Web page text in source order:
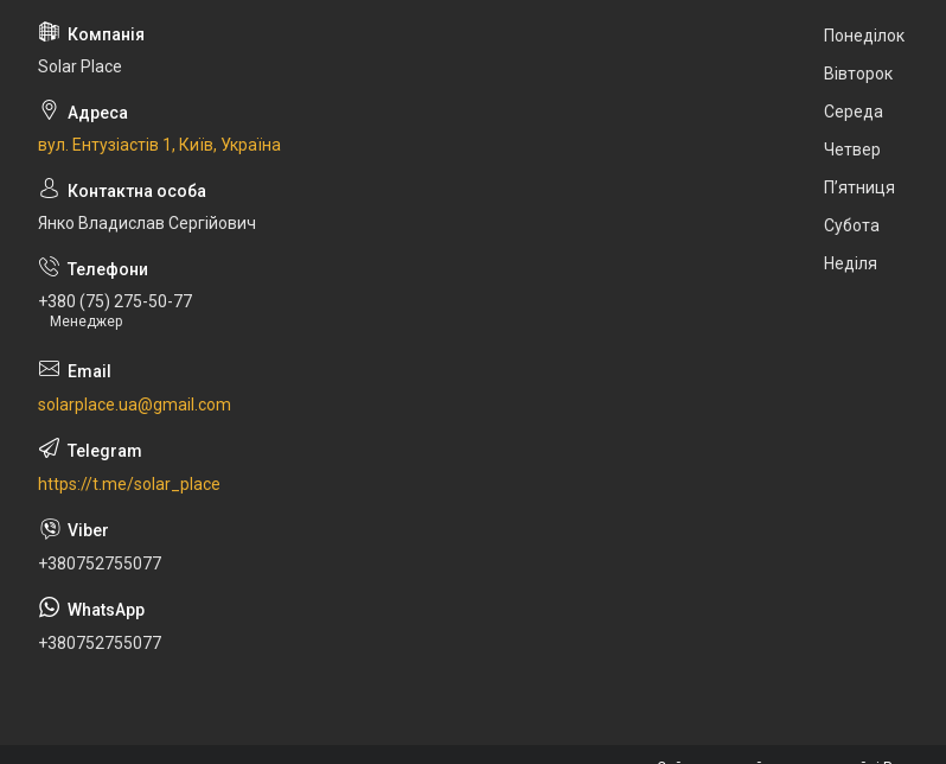
Solar Place
вул. Ентузіастів 1, Київ, Україна
Янко Владислав Сергійович
+380 (75) 275-50-77
Менеджер
solarplace.ua@gmail.com
https://t.me/solar_place
+380752755077
+380752755077
Понеділок
Вівторок
Середа
Четвер
Пʼятниця
Субота
Неділя